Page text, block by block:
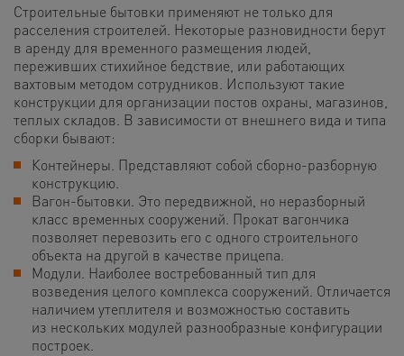
Строительные бытовки применяют не только для
расселения строителей. Некоторые разновидности берут
в аренду для временного размещения людей,
переживших стихийное бедствие, или работающих
вахтовым методом сотрудников. Используют такие
конструкции для организации постов охраны, магазинов,
теплых складов. В зависимости от внешнего вида и типа
сборки бывают:
Контейнеры. Представляют собой сборно-разборную
конструкцию.
Вагон-бытовки. Это передвижной, но неразборный
класс временных сооружений. Прокат вагончика
позволяет перевозить его с одного строительного
объекта на другой в качестве прицепа.
Модули. Наиболее востребованный тип для
возведения целого комплекса сооружений. Отличается
наличием утеплителя и возможностью составить
из нескольких модулей разнообразные конфигурации
построек.